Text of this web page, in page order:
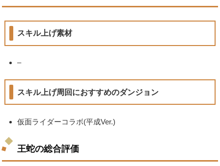
スキル上げ素材
–
スキル上げ周回におすすめのダンジョン
仮面ライダーコラボ(平成Ver.)
王蛇の総合評価